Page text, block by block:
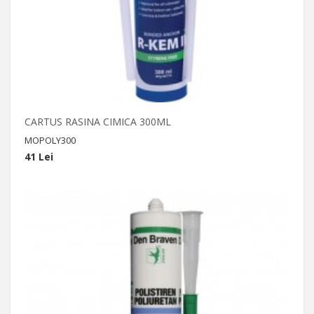
CARTUS RASINA CIMICA 300ML
MOPOLY300
41 Lei